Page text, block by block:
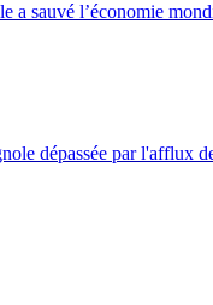
a sauvé l’économie
dépassée par l'afflux